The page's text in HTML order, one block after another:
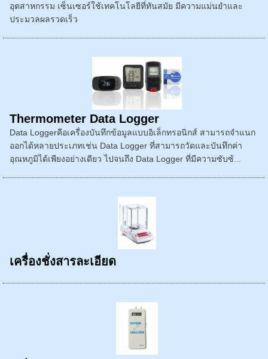
อุตสาหกรรม เซ็นเซอร์ใช้เทคโนโลยีที่ทันสมัย มีความแม่นยำและ
ประมวลผลรวดเร็ว
Thermometer Data Logger
Data Loggerคือเครื่องบันทึกข้อมูลแบบอิเล็กทรอนิกส์ สามารถจำแนก
ออกได้หลายประเภทเช่น Data Logger ที่สามารถวัดและบันทึกค่า
อุณหภูมิได้เพียงอย่างเดียว ไปจนถึง Data Logger ที่มีความซับซ้...
เครื่องชั่งสารละเอียด